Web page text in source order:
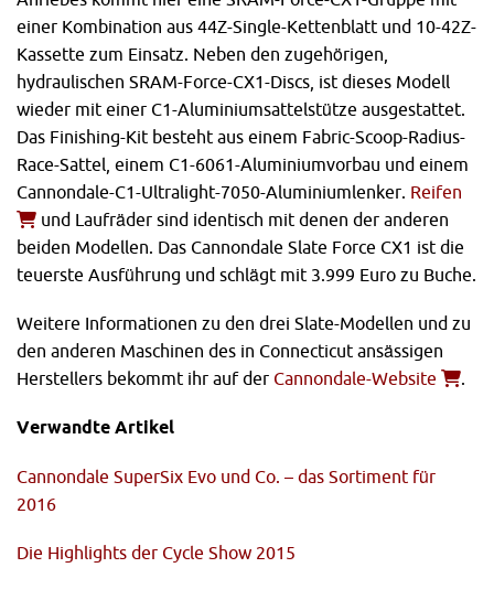
einer Kombination aus 44Z-Single-Kettenblatt und 10-42Z-
Kassette zum Einsatz. Neben den zugehörigen,
hydraulischen SRAM-Force-CX1-Discs, ist dieses Modell
wieder mit einer C1-Aluminiumsattelstütze ausgestattet.
Das Finishing-Kit besteht aus einem Fabric-Scoop-Radius-
Race-Sattel, einem C1-6061-Aluminiumvorbau und einem
Cannondale-C1-Ultralight-7050-Aluminiumlenker. Reifen
und Laufräder sind identisch mit denen der anderen
beiden Modellen. Das Cannondale Slate Force CX1 ist die
teuerste Ausführung und schlägt mit 3.999 Euro zu Buche.
Weitere Informationen zu den drei Slate-Modellen und zu
den anderen Maschinen des in Connecticut ansässigen
Herstellers bekommt ihr auf der Cannondale-Website .
Verwandte Artikel
Cannondale SuperSix Evo und Co. – das Sortiment für
2016
Die Highlights der Cycle Show 2015